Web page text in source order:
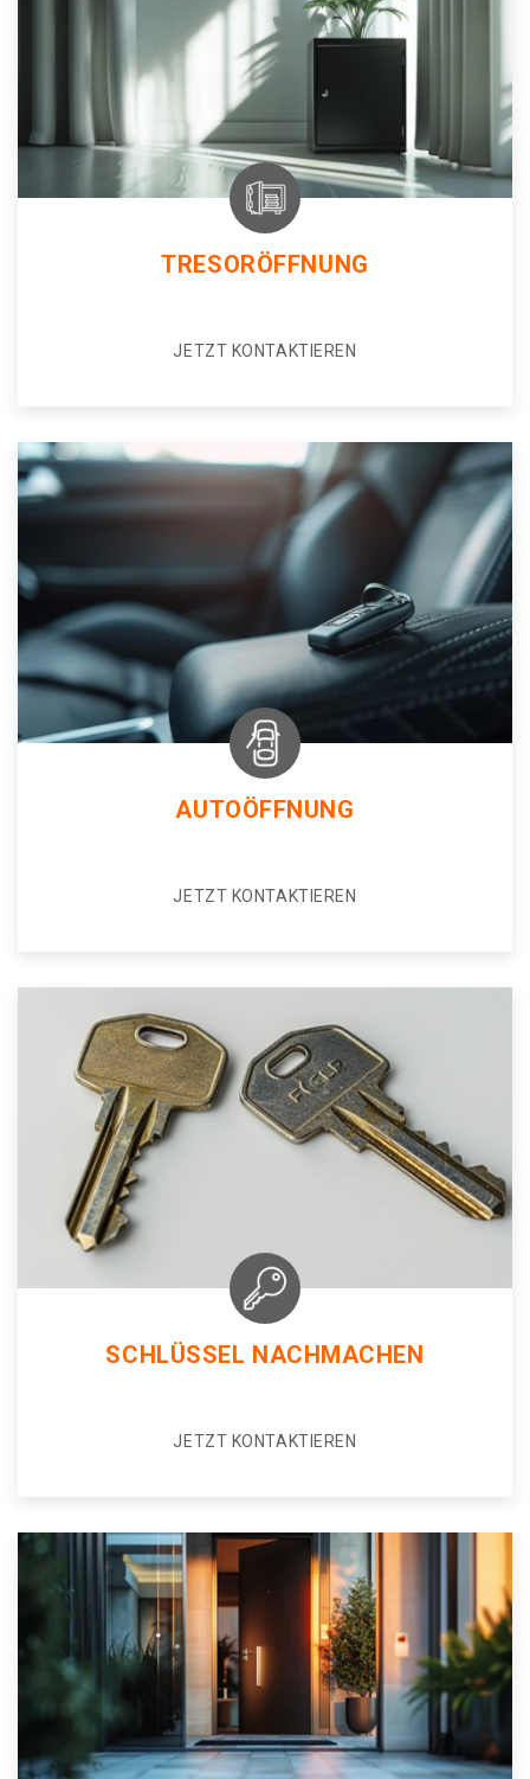
TRESORÖFFNUNG
JETZT KONTAKTIEREN
AUTOÖFFNUNG
JETZT KONTAKTIEREN
SCHLÜSSEL NACHMACHEN
JETZT KONTAKTIEREN